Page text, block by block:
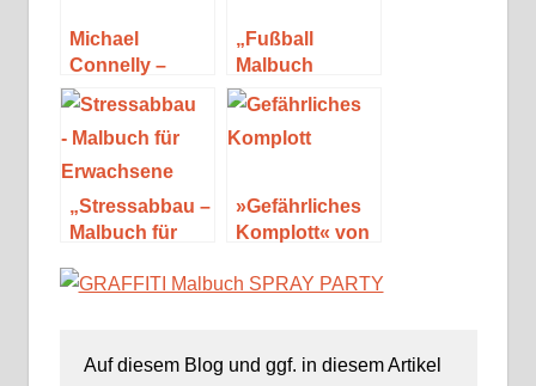
Michael
Connelly –
Seine Bücher
und Figuren
(Special)
„Fußball
Malbuch
STARS &
LEGENDEN der
deutschen
von Mickey
Müller
„Stressabbau –
Malbuch für
von Mickey
»Gefährliches
Komplott« von
Auf diesem Blog und ggf. in diesem Artikel